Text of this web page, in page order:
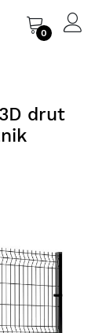
0
drut